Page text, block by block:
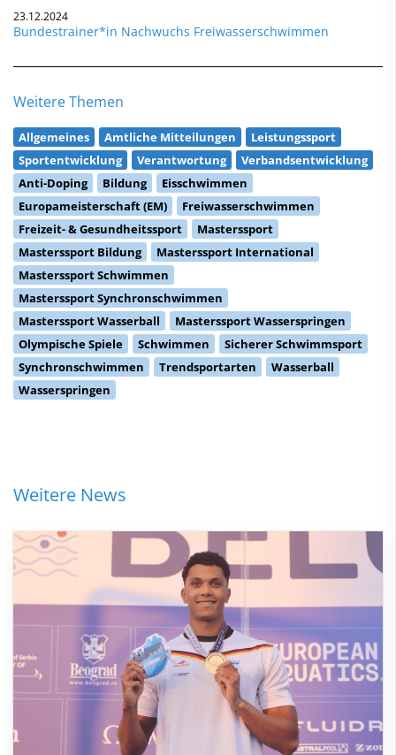
23.12.2024
Bundestrainer*in Nachwuchs Freiwasserschwimmen
Weitere Themen
Allgemeines Amtliche Mitteilungen
Leistungssport
Sportentwicklung
Verantwortung
Verbandsentwicklung
Anti-Doping
Bildung
Eisschwimmen
Europameisterschaft (EM)
Freiwasserschwimmen
Freizeit- & Gesundheitssport
Masterssport
Masterssport Bildung
Masterssport International
Masterssport Schwimmen
Masterssport Synchronschwimmen
Masterssport Wasserball
Masterssport Wasserspringen
Olympische Spiele
Schwimmen
Sicherer Schwimmsport
Synchronschwimmen
Trendsportarten
Wasserball
Wasserspringen
Weitere News